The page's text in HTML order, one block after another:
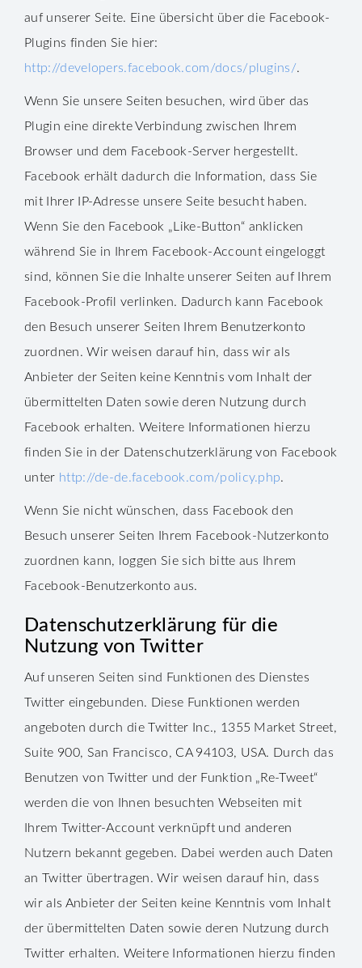
auf unserer Seite. Eine übersicht über die Facebook-
Plugins finden Sie hier:
http://developers.facebook.com/docs/plugins/.
Wenn Sie unsere Seiten besuchen, wird über das
Plugin eine direkte Verbindung zwischen Ihrem
Browser und dem Facebook-Server hergestellt.
Facebook erhält dadurch die Information, dass Sie
mit Ihrer IP-Adresse unsere Seite besucht haben.
Wenn Sie den Facebook „Like-Button“ anklicken
während Sie in Ihrem Facebook-Account eingeloggt
sind, können Sie die Inhalte unserer Seiten auf Ihrem
Facebook-Profil verlinken. Dadurch kann Facebook
den Besuch unserer Seiten Ihrem Benutzerkonto
zuordnen. Wir weisen darauf hin, dass wir als
Anbieter der Seiten keine Kenntnis vom Inhalt der
übermittelten Daten sowie deren Nutzung durch
Facebook erhalten. Weitere Informationen hierzu
finden Sie in der Datenschutzerklärung von Facebook
unter http://de-de.facebook.com/policy.php.
Wenn Sie nicht wünschen, dass Facebook den
Besuch unserer Seiten Ihrem Facebook-Nutzerkonto
zuordnen kann, loggen Sie sich bitte aus Ihrem
Facebook-Benutzerkonto aus.
Datenschutzerklärung für die
Nutzung von Twitter
Auf unseren Seiten sind Funktionen des Dienstes
Twitter eingebunden. Diese Funktionen werden
angeboten durch die Twitter Inc., 1355 Market Street,
Suite 900, San Francisco, CA 94103, USA. Durch das
Benutzen von Twitter und der Funktion „Re-Tweet“
werden die von Ihnen besuchten Webseiten mit
Ihrem Twitter-Account verknüpft und anderen
Nutzern bekannt gegeben. Dabei werden auch Daten
an Twitter übertragen. Wir weisen darauf hin, dass
wir als Anbieter der Seiten keine Kenntnis vom Inhalt
der übermittelten Daten sowie deren Nutzung durch
Twitter erhalten. Weitere Informationen hierzu finden